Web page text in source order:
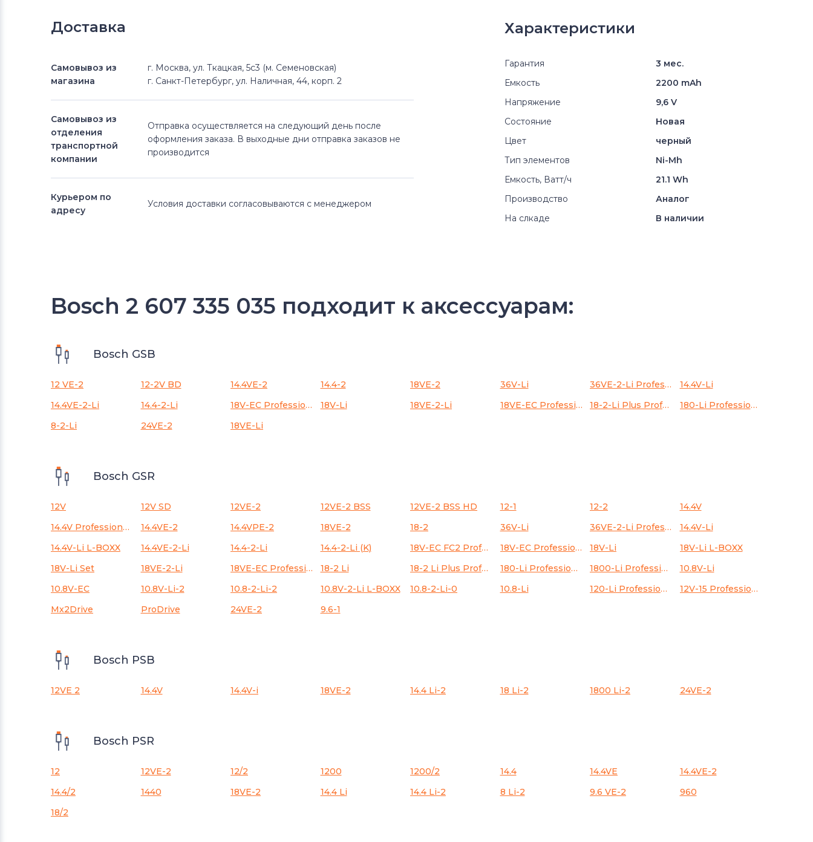
Доставка
Самовывоз из
магазина
г. Москва, ул. Ткацкая, 5с3 (м. Семеновская)
г. Санкт-Петербург, ул. Наличная, 44, корп. 2
Самовывоз из
отделения
транспортной
компании
Отправка осуществляется на следующий день после
оформления заказа. В выходные дни отправка заказов не
производится
Курьером по
адресу
Условия доставки согласовываются с менеджером
Характеристики
Гарантия
3 мес.
Емкость
2200 mAh
Напряжение
9,6 V
Состояние
Новая
Цвет
черный
Тип элементов
Ni-Mh
Емкость, Ватт/ч
21.1 Wh
Производство
Аналог
На слкаде
В наличии
Bosch 2 607 335 035 подходит к аксессуарам:
Bosch GSB
12 VE-2 12-2V BD 14.4VE-2 14.4-2 18VE-2 36V-Li 36VE-2-Li Professional
14.4V-Li
14.4VE-2-Li
14.4-2-Li 18V-EC Professional 18V-Li 18VE-2-Li 18VE-EC Professional 18-2-Li Plus Professional
180-Li Professional
8-2-Li
24VE-2 18VE-Li
Bosch GSR
12V 12V SD 12VE-2 12VE-2 BSS 12VE-2 BSS HD 12-1 12-2
14.4V
14.4V Professional SD
14.4VE-2 14.4VPE-2 18VE-2 18-2 36V-Li 36VE-2-Li Professional
14.4V-Li
14.4V-Li L-BOXX
14.4VE-2-Li 14.4-2-Li 14.4-2-Li (K) 18V-EC FC2 Professional 18V-EC Professional 18V-Li
18V-Li L-BOXX
18V-Li Set
18VE-2-Li 18VE-EC Professional 18-2 Li 18-2 Li Plus Professional 180-Li Professional 1800-Li Professional
10.8V-Li
10.8V-EC
10.8V-Li-2 10.8-2-Li-2 10.8V-2-Li L-BOXX 10.8-2-Li-0 10.8-Li 120-Li Professional
12V-15 Professional
Mx2Drive
ProDrive 24VE-2 9.6-1
Bosch PSB
12VE 2 14.4V 14.4V-i 18VE-2 14.4 Li-2 18 Li-2 1800 Li-2 24VE-2
Bosch PSR
12 12VE-2 12/2 1200 1200/2 14.4 14.4VE
14.4VE-2
14.4/2
1440 18VE-2 14.4 Li 14.4 Li-2 8 Li-2 9.6 VE-2
960
18/2